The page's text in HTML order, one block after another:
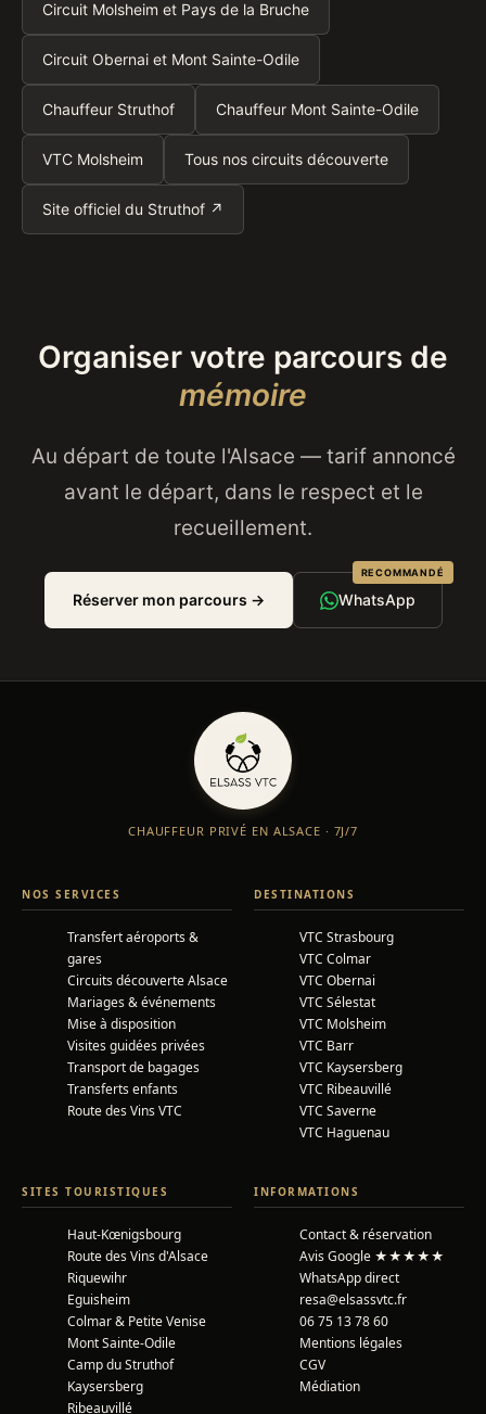
Circuit Molsheim et Pays de la Bruche
Circuit Obernai et Mont Sainte-Odile
Chauffeur Struthof Chauffeur Mont Sainte-Odile
VTC Molsheim Tous nos circuits découverte
Site officiel du Struthof ↗
Organiser votre parcours de
mémoire
Au départ de toute l'Alsace — tarif annoncé
avant le départ, dans le respect et le
recueillement.
Réserver mon parcours →
RECOMMANDÉ
WhatsApp
CHAUFFEUR PRIVÉ EN ALSACE · 7J/7
NOS SERVICES
Transfert aéroports &
gares
Circuits découverte Alsace
Mariages & événements
Mise à disposition
Visites guidées privées
Transport de bagages
Transferts enfants
Route des Vins VTC
DESTINATIONS
VTC Strasbourg
VTC Colmar
VTC Obernai
VTC Sélestat
VTC Molsheim
VTC Barr
VTC Kaysersberg
VTC Ribeauvillé
VTC Saverne
VTC Haguenau
SITES TOURISTIQUES
Haut-Kœnigsbourg
Route des Vins d'Alsace
Riquewihr
Eguisheim
Colmar & Petite Venise
Mont Sainte-Odile
Camp du Struthof
Kaysersberg
Ribeauvillé
INFORMATIONS
Contact & réservation
Avis Google ★★★★★
WhatsApp direct
resa@elsassvtc.fr
06 75 13 78 60
Mentions légales
CGV
Médiation